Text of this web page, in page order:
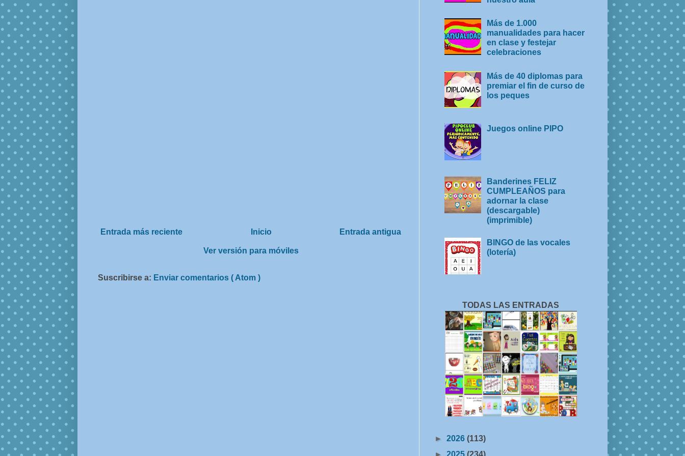
Entrada más reciente Entrada antigua
Inicio
Ver versión para móviles
Suscribirse a: Enviar comentarios ( Atom )
Más de 1.000
manualidades para hacer
en clase y festejar
celebraciones
Más de 40 diplomas para
premiar el fin de curso de
los peques
Juegos online PIPO
Banderines FELIZ
CUMPLEAÑOS para
adornar la clase
(descargable)
(imprimible)
BINGO de las vocales
(lotería)
TODAS LAS ENTRADAS
► 2026 (113)